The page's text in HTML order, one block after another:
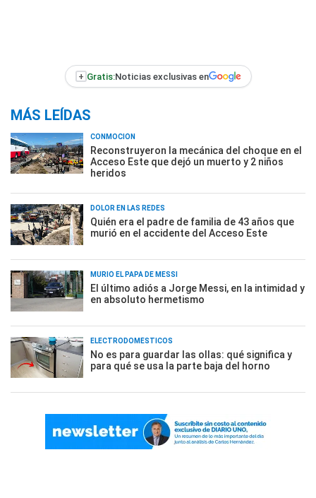
+ Gratis:Noticias exclusivas en
MÁS LEÍDAS
CONMOCIÓN
Reconstruyeron la mecánica del choque en el
Acceso Este que dejó un muerto y 2 niños
heridos
DOLOR EN LAS REDES
Quién era el padre de familia de 43 años que
murió en el accidente del Acceso Este
MURIÓ EL PAPÁ DE MESSI
El último adiós a Jorge Messi, en la intimidad y
en absoluto hermetismo
ELECTRODOMÉSTICOS
No es para guardar las ollas: qué significa y
para qué se usa la parte baja del horno